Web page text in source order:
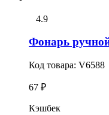
4.9
Фонарь
Код товара: V6588
67 ₽
Кэшбек